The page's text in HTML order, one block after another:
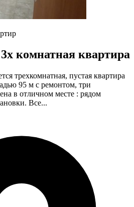
комнатная квартира
трехкомнатная, пустая квартира
95 м с ремонтом, три
в отличном месте : рядом
Все...